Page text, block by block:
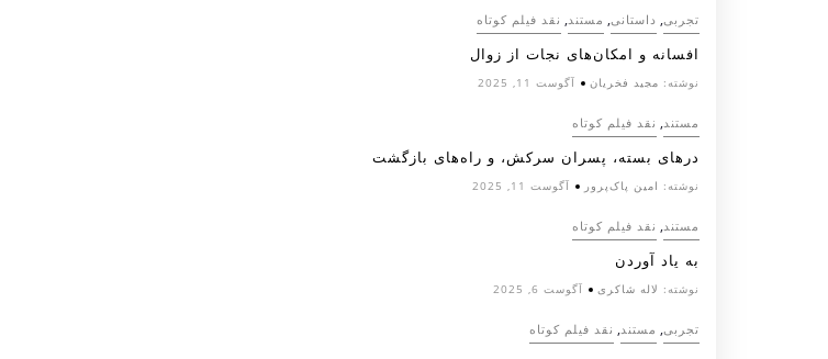
تجربی, داستانی, مستند, نقد فیلم کوتاه
افسانه‌ و امکان‌های نجات از زوال
نوشته: مجید فخریان آگوست 11, 2025
مستند, نقد فیلم کوتاه
درهای بسته، پسران سرکش، و راه‌های بازگشت
نوشته: امین پاک‌پرور آگوست 11, 2025
مستند, نقد فیلم کوتاه
به یاد آوردن
نوشته: لاله شاکری آگوست 6, 2025
تجربی, مستند, نقد فیلم کوتاه